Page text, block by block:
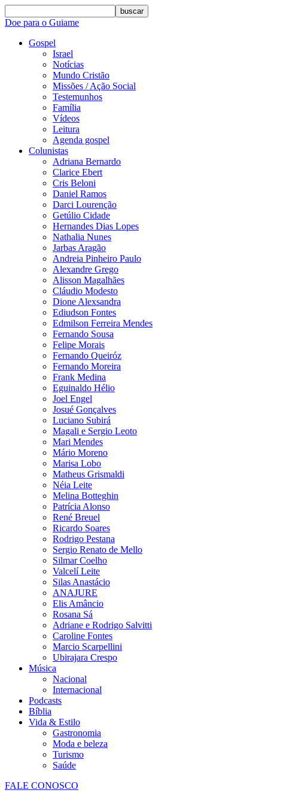
buscar
Doe para o Guiame
Gospel
Israel
Notícias
Mundo Cristão
Missões / Ação Social
Testemunhos
Família
Vídeos
Leitura
Agenda gospel
Colunistas
Adriana Bernardo
Clarice Ebert
Cris Beloni
Daniel Ramos
Darci Lourenção
Getúlio Cidade
Hernandes Dias Lopes
Nathalia Nunes
Jarbas Aragão
Andreia Pinheiro Paulo
Alexandre Grego
Alisson Magalhães
Cláudio Modesto
Dione Alexsandra
Ediudson Fontes
Edmilson Ferreira Mendes
Fernando Sousa
Felipe Morais
Fernando Queiróz
Fernando Moreira
Frank Medina
Eguinaldo Hélio
Joel Engel
Josué Gonçalves
Luciano Subirá
Magali e Sergio Leoto
Mari Mendes
Mário Moreno
Marisa Lobo
Matheus Grismaldi
Néia Leite
Melina Botteghin
Patrícia Alonso
René Breuel
Ricardo Soares
Rodrigo Pestana
Sergio Renato de Mello
Silmar Coelho
Valcelí Leite
Silas Anastácio
ANAJURE
Elis Amâncio
Rosana Sá
Adriane e Rodrigo Salvitti
Caroline Fontes
Marcio Scarpellini
Ubirajara Crespo
Música
Nacional
Internacional
Podcasts
Bíblia
Vida & Estilo
Gastronomia
Moda e beleza
Turismo
Saúde
FALE CONOSCO